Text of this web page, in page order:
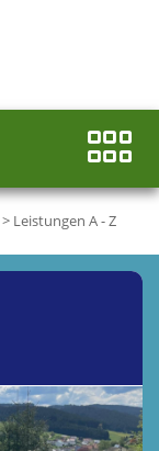
> Leistungen A - Z